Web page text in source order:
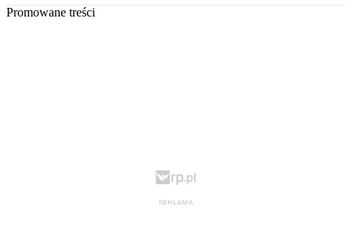
Promowane treści